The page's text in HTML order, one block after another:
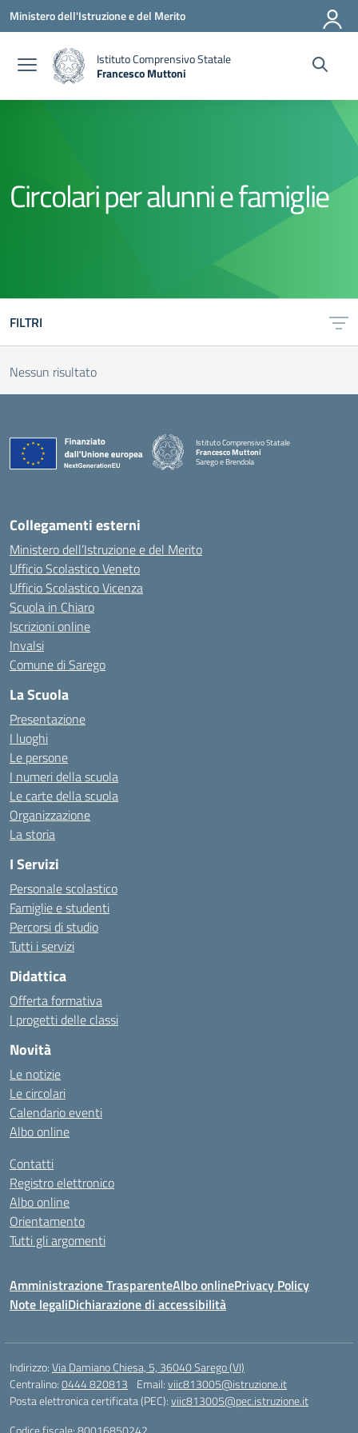
Vai ai contenuti
Vai al menu di navigazione
Vai al footer
Ministero dell'Istruzione e del Merito
Istituto Comprensivo Statale
Francesco Muttoni
Circolari per alunni e famiglie
FILTRI
Nessun risultato
Istituto Comprensivo Statale
Francesco Muttoni
Sarego e Brendola
— Visita la pagina iniziale della scuola
Collegamenti esterni
Ministero dell’Istruzione e del Merito
Ufficio Scolastico Veneto
Ufficio Scolastico Vicenza
Scuola in Chiaro
Iscrizioni online
Invalsi
Comune di Sarego
La Scuola
Presentazione
I luoghi
Le persone
I numeri della scuola
Le carte della scuola
Organizzazione
La storia
I Servizi
Personale scolastico
Famiglie e studenti
Percorsi di studio
Tutti i servizi
Didattica
Offerta formativa
I progetti delle classi
Novità
Le notizie
Le circolari
Calendario eventi
Albo online
Contatti
Registro elettronico
Albo online
Orientamento
Tutti gli argomenti
Amministrazione TrasparenteAlbo onlinePrivacy Policy
Note legaliDichiarazione di accessibilità
Indirizzo:Via Damiano Chiesa, 5, 36040 Sarego (VI)
Centralino:0444 820813 Email:viic813005@istruzione.it
Posta elettronica certificata (PEC):viic813005@pec.istruzione.it